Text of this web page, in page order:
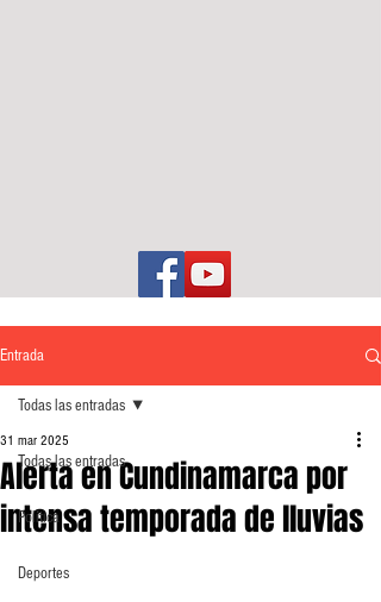
Entrada
Todas las entradas
Política
Deportes
Todas las entradas
Alerta en Cundinamarca por
intensa temporada de lluvias
31 mar 2025